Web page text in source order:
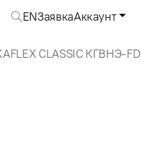
ENЗаявкаАккаунт
CLASSIC КГВНЭ-FD